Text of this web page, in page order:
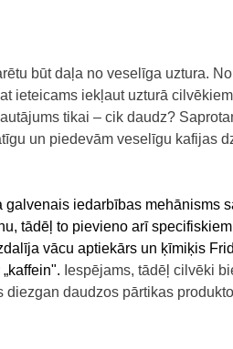
būt daļa no veselīga uztura.
ieteicams iekļaut uzturā
tikai – cik daudz?
un piedevām veselīgu kafijas
iedarbības mehānisms
tādēļ to pievieno arī specifiskiem
vācu aptiekārs un ķīmiķis
Iespējams, tādēļ cilvēki
diezgan daudzos pārtikas